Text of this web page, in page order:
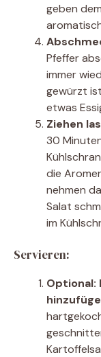
geben
Pfeffer
immer
gewürzt
etwas
Ziehen
30
die
nehmen
Salat
im
Servieren:
Optional: